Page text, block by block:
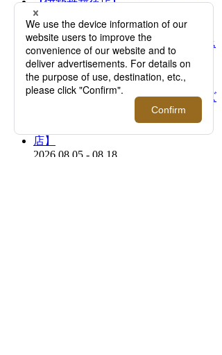
2026.08.05 - 08.18
＜リプレイ＞｜DJマーティン・ギャリックス
とのコラボレーション第3弾が発売。店舗限
定アイテムも登場【伊勢丹新宿店】
2026.08.05 - 08.18